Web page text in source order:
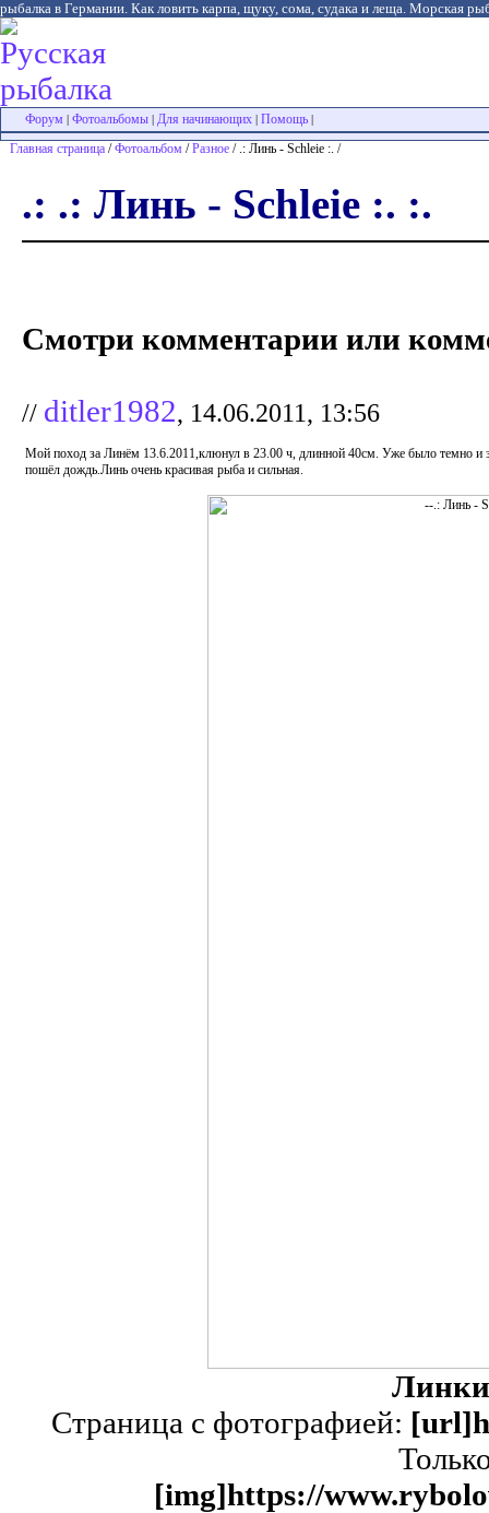
рыбалка в Германии. Как ловить карпа, щуку, сома, судака и леща. Морская
Форум Фотоальбомы Для начинающих Помощь
Главная страница /Фотоальбом /Разное / .: Линь - Schleie :. /
.: .: Линь - Schleie :. :.
Смотри комментарии или
// ditler1982, 14.06.2011, 13:56
Мой поход за Линём 13.6.2011,клюнул в 23.00 ч, длинной 40см. Уже было темно и
пошёл дождь.Линь очень красивая рыба и сильная.
Страница с фотографией:
[img]https://